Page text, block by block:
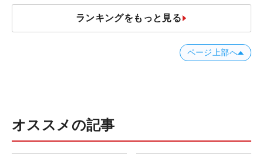
ランキングをもっと見る
ページ上部へ
オススメの記事